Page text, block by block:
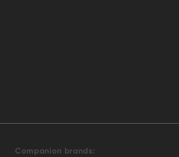
Companion brands: